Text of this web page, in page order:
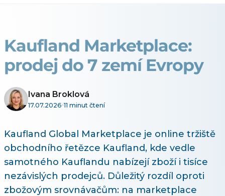
Kaufland Marketplace:
prodej do 7 zemí Evropy
Ivana Broklová
17.07.2026 11 minut čtení
Kaufland Global Marketplace je online tržiště
obchodního řetězce Kaufland, kde vedle
samotného Kauflandu nabízejí zboží i tisíce
nezávislých prodejců. Důležitý rozdíl oproti
zbožovým srovnávačům: na marketplace